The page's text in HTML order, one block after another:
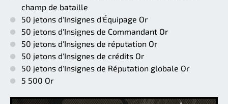
champ de bataille
50 jetons d'Insignes d'Équipage Or
50 jetons d'Insignes de Commandant Or
50 jetons d'Insignes de réputation Or
50 jetons d'Insignes de crédits Or
50 jetons d'Insignes de Réputation globale Or
5 500 Or